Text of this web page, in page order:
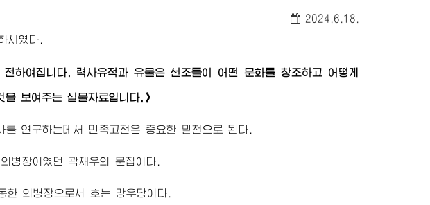
2024.6.18.
시였다.
하여집니다. 력사유적과 유물은 선조들이 어떤 문화를 창조하고 어떻게
보여주는 실물자료입니다.》
연구하는데서 민족고전은 중요한 밑천으로 된다.
병장이였던 곽재우의 문집이다.
의병장으로서 호는 망우당이다.